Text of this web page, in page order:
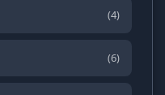
(4)
(6)